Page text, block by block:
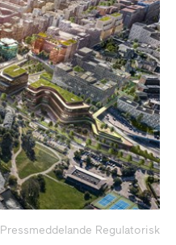
Pressmeddelande Regulatorisk